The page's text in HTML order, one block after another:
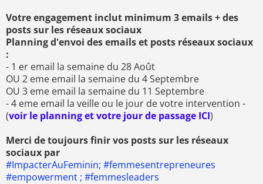
Votre engagement inclut minimum 3 emails + des
posts sur les réseaux sociaux
Planning d'envoi des emails et posts réseaux sociaux
:
- 1 er email la semaine du 28 Août
OU 2 eme email la semaine du 4 Septembre
OU 3 eme email la semaine du 11 Septembre
- 4 eme email la veille ou le jour de votre intervention -
(voir le planning et votre jour de passage ICI)
Merci de toujours finir vos posts sur les réseaux
sociaux par
#ImpacterAuFeminin; #femmesentrepreneures
#empowerment ; #femmesleaders